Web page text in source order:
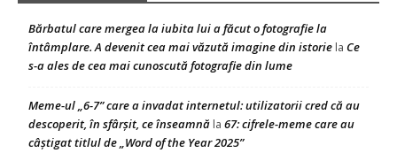
Bărbatul care mergea la iubita lui a făcut o fotografie la
întâmplare. A devenit cea mai văzută imagine din istorie la Ce
s-a ales de cea mai cunoscută fotografie din lume
Meme-ul „6-7” care a invadat internetul: utilizatorii cred că au
descoperit, în sfârșit, ce înseamnă la 67: cifrele-meme care au
câștigat titlul de „Word of the Year 2025”